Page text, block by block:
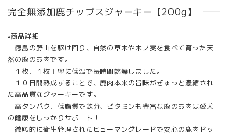
完全無添加鹿チップスジャーキー【200g】
▫︎商品詳細
徳島の野山を駆け回り、自然の草木や木ノ実を食べて育った天
然の鹿のお肉です。
１枚、１枚丁寧に低温で長時間乾燥しました。
１０日間熟成することで、鹿肉本来の旨味がぎゅっと濃縮され
た高品質なジャーキーです。
高タンパク、低脂質で鉄分、ビタミンも豊富な鹿のお肉は愛犬
の健康をしっかりサポート！
徹底的に衛生管理されたヒューマングレードで安心の鹿肉ドッ